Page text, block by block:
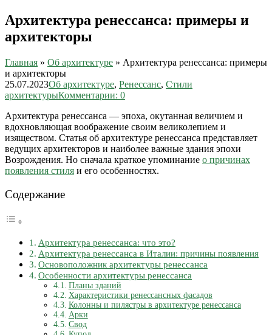
Архитектура ренессанса: примеры и
архитекторы
Главная » Об архитектуре » Архитектура ренессанса: примеры
и архитекторы
25.07.2023Об архитектуре, Ренессанс, Стили
архитектурыКомментарии: 0
Архитектура ренессанса — эпоха, окутанная величием и
вдохновляющая воображение своим великолепием и
изяществом. Статья об архитектуре ренессанса представляет
ведущих архитекторов и наиболее важные здания эпохи
Возрождения. Но сначала краткое упоминание о причинах
появления стиля и его особенностях.
Содержание
Архитектура ренессанса: что это?
Архитектура ренессанса в Италии: причины появления
Основоположник архитектуры ренессанса
Особенности архитектуры ренессанса
Планы зданий
Характеристики ренессансных фасадов
Колонны и пилястры в архитектуре ренессанса
Арки
Свод